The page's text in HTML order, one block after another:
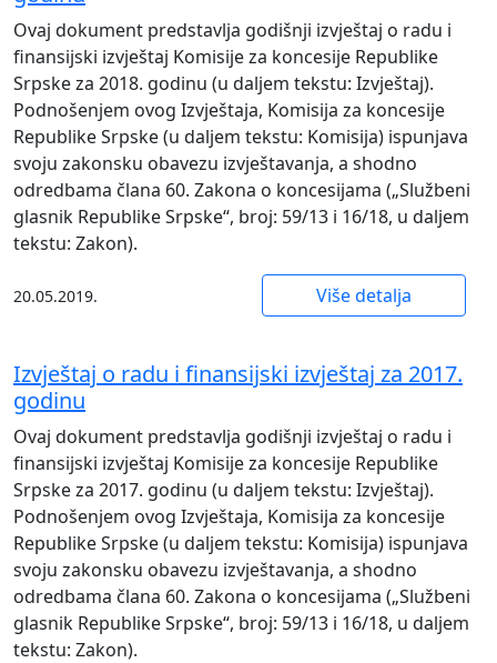
Ovaj dokument predstavlja godišnji izvještaj o radu i
finansijski izvještaj Komisije za koncesije Republike
Srpske za 2018. godinu (u daljem tekstu: Izvještaj).
Podnošenjem ovog Izvještaja, Komisija za koncesije
Republike Srpske (u daljem tekstu: Komisija) ispunjava
svoju zakonsku obavezu izvještavanja, a shodno
odredbama člana 60. Zakona o koncesijama („Službeni
glasnik Republike Srpske“, broj: 59/13 i 16/18, u daljem
tekstu: Zakon).
20.05.2019. Više detalja
Izvještaj o radu i finansijski izvještaj za 2017.
godinu
Ovaj dokument predstavlja godišnji izvještaj o radu i
finansijski izvještaj Komisije za koncesije Republike
Srpske za 2017. godinu (u daljem tekstu: Izvještaj).
Podnošenjem ovog Izvještaja, Komisija za koncesije
Republike Srpske (u daljem tekstu: Komisija) ispunjava
svoju zakonsku obavezu izvještavanja, a shodno
odredbama člana 60. Zakona o koncesijama („Službeni
glasnik Republike Srpske“, broj: 59/13 i 16/18, u daljem
tekstu: Zakon).